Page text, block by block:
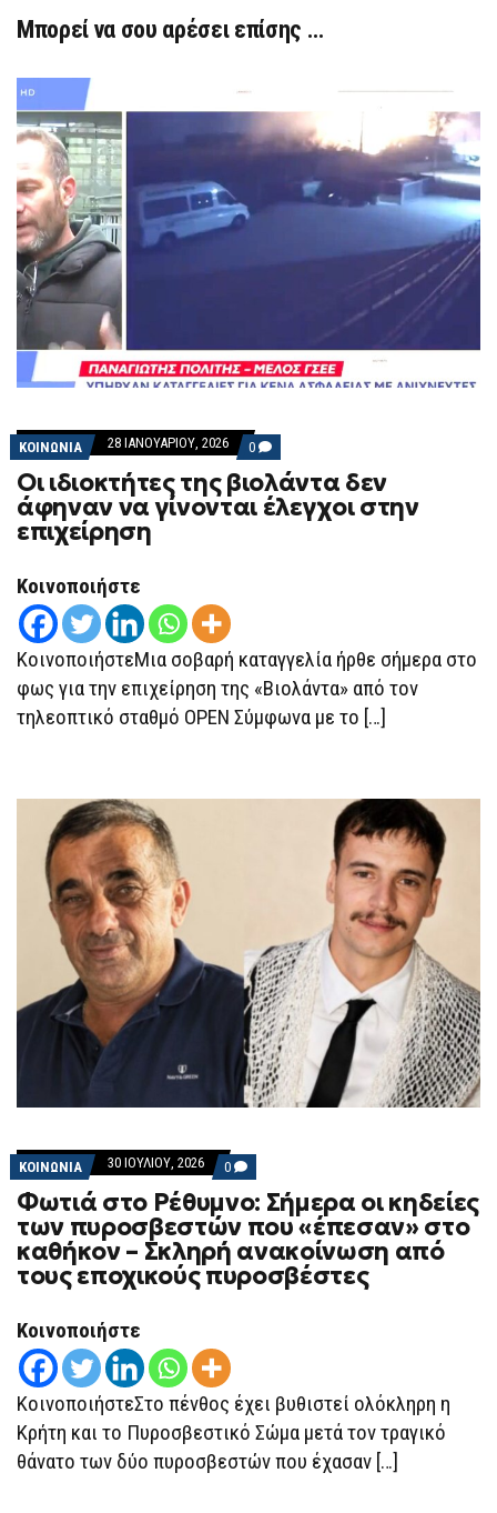
Μπορεί να σου αρέσει επίσης …
ΚΟΙΝΩΝΙΑ 28 ΙΑΝΟΥΑΡΊΟΥ, 2026 0 COMMENTS
ON
ΟΙ
ΙΔΙΟΚΤΉΤΕΣ
ΤΗΣ
Οι ιδιοκτήτες της βιολάντα δεν
άφηναν να γίνονται έλεγχοι στην
επιχείρηση
Κοινοποιήστε
ΚοινοποιήστεΜια σοβαρή καταγγελία ήρθε σήμερα στο
φως για την επιχείρηση της «Βιολάντα» από τον
τηλεοπτικό σταθμό OPEN Σύμφωνα με το […]
ΚΟΙΝΩΝΙΑ 30 ΙΟΥΛΊΟΥ, 2026 0 COMMENTS
ON
ΦΩΤΙΆ
ΣΤΟ
ΡΈΘΥΜΝΟ:
ΣΉΜΕΡΑ
ΚΗΔΕΊΕΣ
–
ΣΚΛΗΡΉ
ΑΝΑΚΟΊΝΩΣΗ
ΤΟΥΣ
Φωτιά στο Ρέθυμνο: Σήμερα οι κηδείες
των πυροσβεστών που «έπεσαν» στο
καθήκον – Σκληρή ανακοίνωση από
τους εποχικούς πυροσβέστες
Κοινοποιήστε
ΚοινοποιήστεΣτο πένθος έχει βυθιστεί ολόκληρη η
Κρήτη και το Πυροσβεστικό Σώμα μετά τον τραγικό
θάνατο των δύο πυροσβεστών που έχασαν […]